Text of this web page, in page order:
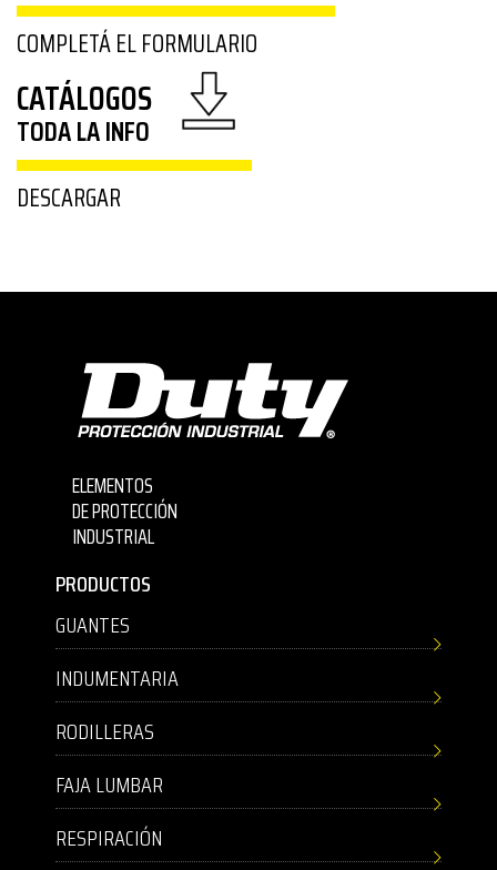
COMPLETÁ EL FORMULARIO
CATÁLOGOS
TODA LA INFO
DESCARGAR
ELEMENTOS
DE PROTECCIÓN
INDUSTRIAL
PRODUCTOS
GUANTES
INDUMENTARIA
RODILLERAS
FAJA LUMBAR
RESPIRACIÓN